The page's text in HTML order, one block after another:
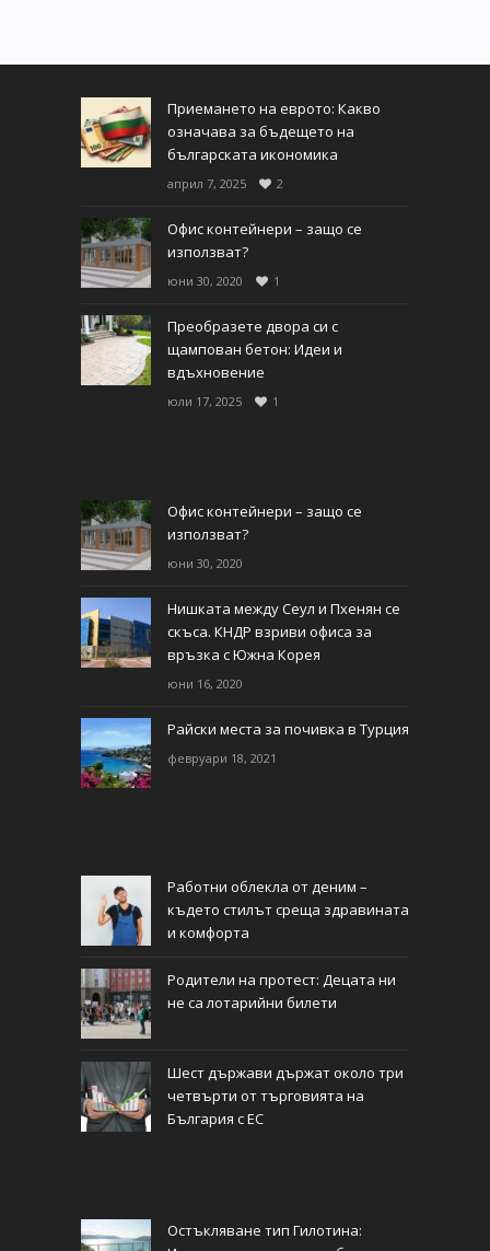
Приемането на еврото: Какво
означава за бъдещето на
българската икономика
април 7, 2025 2
Офис контейнери – защо се
използват?
юни 30, 2020 1
Преобразете двора си с
щампован бетон: Идеи и
вдъхновение
юли 17, 2025 1
Офис контейнери – защо се
използват?
юни 30, 2020
Нишката между Сеул и Пхенян се
скъса. КНДР взриви офиса за
връзка с Южна Корея
юни 16, 2020
Райски места за почивка в Турция
февруари 18, 2021
Работни облекла от деним –
където стилът среща здравината
и комфорта
Родители на протест: Децата ни
не са лотарийни билети
Шест държави държат около три
четвърти от търговията на
България с ЕС
Остъкляване тип Гилотина: